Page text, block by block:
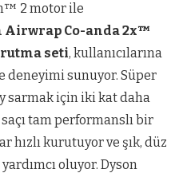
2 motor ile
Airwrap Co-anda 2x™
seti, kullanıcılarına
sunuyor. Süper
sarmak için iki kat daha
saçı tam performanslı bir
hızlı kurutuyor ve şık, düz
oluyor. Dyson